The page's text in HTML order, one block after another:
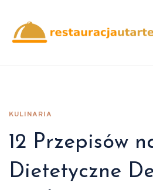
KULINARIA
12 Przepisów
Dietetyczne